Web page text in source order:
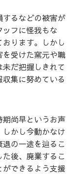
るなどの被害が
フに怪我もな
ります。しかし
受けた窯元や職
だ把握しきれて
集に努めている
尚早というお声
かし今動かなけ
の一途を辿るこ
後、廃業するこ
できるよう支援